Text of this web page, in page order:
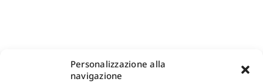
Personalizzazione alla
navigazione